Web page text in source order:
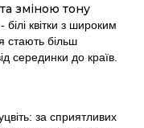
зміною тону
квітки з широким
стають більш
серединки до країв.
за сприятливих